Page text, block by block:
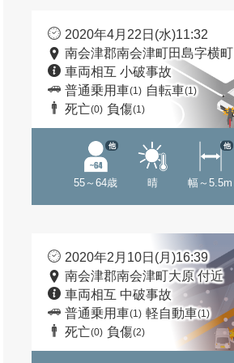
2020年4月22日(水)11:32
南会津郡南会津町田島字横
車両相互 小破事故
普通乗用車(1) 自転車(1)
死亡(0) 負傷(1)
55～64歳
他
晴 幅～5.5m
他
2020年2月10日(月)16:39
南会津郡南会津町大原 付近
車両相互 中破事故
普通乗用車(1) 軽自動車(1)
死亡(0) 負傷(2)